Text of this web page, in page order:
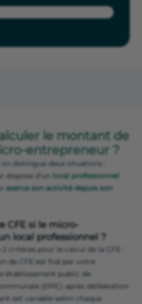
le montant de
entrepreneur ?
, on distingue deux situations :
dispose d'un local professionnel
exerce son activité depuis son
CFE si le micro-
local professionnel ?
critères pour le calcul de la CFE :
de CFE est fixé par votre
établissement public de
(EPIC) après délibération
est variable selon chaque